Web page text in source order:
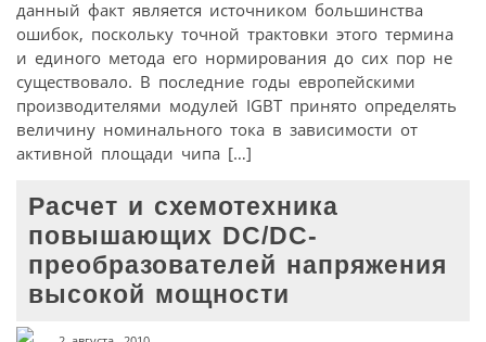
данный факт является источником большинства
ошибок, поскольку точной трактовки этого термина
и единого метода его нормирования до сих пор не
существовало. В последние годы европейскими
производителями модулей IGBT принято определять
величину номинального тока в зависимости от
активной площади чипа […]
Расчет и схемотехника
повышающих DC/DC-
преобразователей напряжения
высокой мощности